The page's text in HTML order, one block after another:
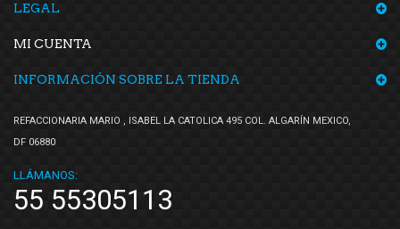
LEGAL
MI CUENTA
INFORMACIÓN SOBRE LA TIENDA
REFACCIONARIA MARIO , ISABEL LA CATOLICA 495 COL. ALGARÍN MEXICO,
DF 06880
LLÁMANOS:
55 55305113